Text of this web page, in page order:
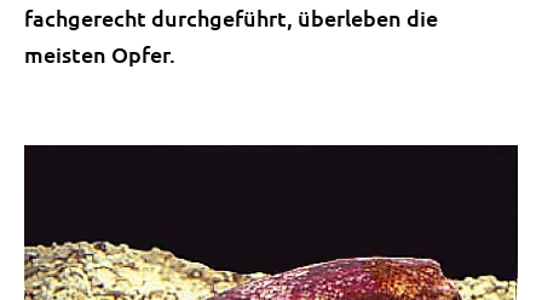
fachgerecht durchgeführt, überleben die
meisten Opfer.